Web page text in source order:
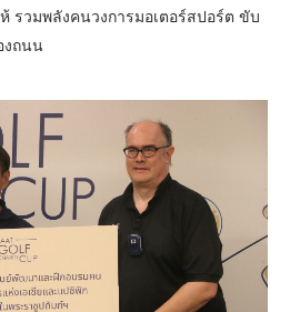
รวมพลังคนวงการมอเตอร์สปอร์ต ขับ
งถนน